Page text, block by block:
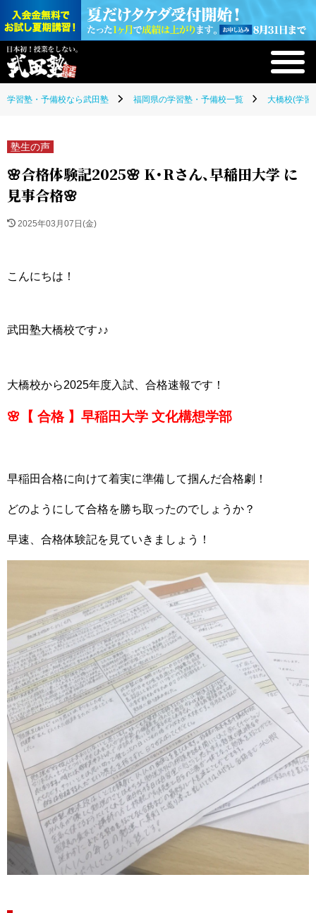
学習塾・予備校なら武田塾 福岡県の学習塾・予備校一覧 大橋校(学習
塾生の声
🌸合格体験記2025🌸 K・Rさん、早稲田大学 に
見事合格🌸
2025年03月07日(金)
こんにちは！
武田塾大橋校です♪♪
大橋校から2025年度入試、合格速報です！
🌸【 合格 】早稲田大学 文化構想学部
早稲田合格に向けて着実に準備して掴んだ合格劇！
どのようにして合格を勝ち取ったのでしょうか？
早速、合格体験記を見ていきましょう！